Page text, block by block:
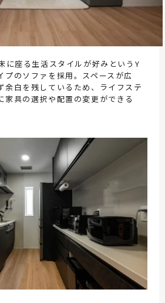
に座る生活スタイルが好みというY
プのソファを採用。スペースが広
余白を残しているため、ライフステ
家具の選択や配置の変更ができる